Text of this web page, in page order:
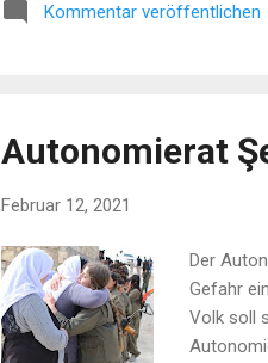
Kommentar veröffentlichen
Autonomierat
Februar 12, 2021
Der
Gefahr
Volk soll